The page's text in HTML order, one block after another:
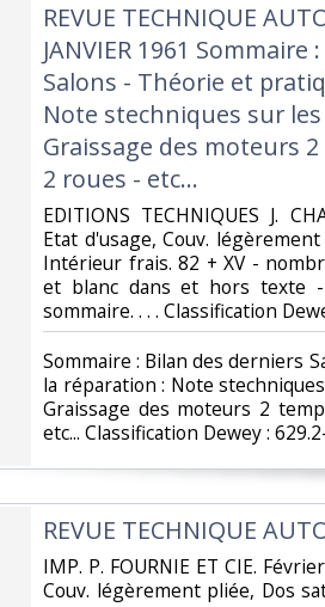
‎REVUE TECHNIQUE
JANVIER 1961
Salons - Théorie et
Note stechniques sur
Graissage des moteurs
2 roues - etc...‎
‎EDITIONS TECHNIQUES J.
Etat d'usage, Couv.
Intérieur frais. 82 + XV -
et blanc dans et hors texte
sommaire. . . . Classification
‎Sommaire : Bilan des derniers
la réparation : Note
Graissage des moteurs 2
etc... Classification Dewey :
‎REVUE TECHNIQUE
‎IMP. P. FOURNIE ET CIE.
Couv. légèrement pliée, Dos